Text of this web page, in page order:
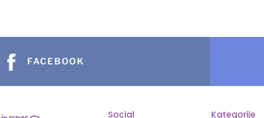
izberete
strani
strani
FACEBOOK
Social Kategorije